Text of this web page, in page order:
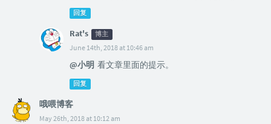
回复
Rat's 博主
June 14th, 2018 at 10:46 am
@小明 看文章里面的提示。
回复
哦喂博客
May 26th, 2018 at 10:12 am